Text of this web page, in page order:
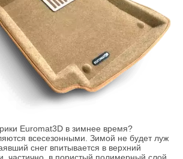
Euromat3D в зимнее время?
всесезонными. Зимой не будет луж
снег впитывается в верхний